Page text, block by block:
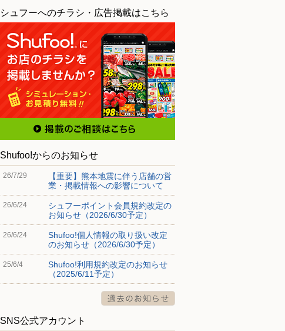
シュフーへのチラシ・広告掲載はこちら
Shufoo!からのお知らせ
26/7/29
【重要】熊本地震に伴う店舗の営
業・掲載情報への影響について
26/6/24
シュフーポイント会員規約改定の
お知らせ（2026/6/30予定）
26/6/24
Shufoo!個人情報の取り扱い改定
のお知らせ（2026/6/30予定）
25/6/4
Shufoo!利用規約改定のお知らせ
（2025/6/11予定）
SNS公式アカウント